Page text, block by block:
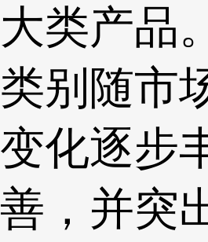
大类产品
类别随市
变化逐步
善，并突